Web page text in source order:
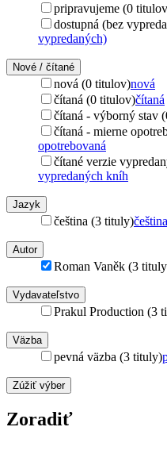
pripravujeme (0
dostupná (bez
vypredaných)
Nové / čítané
nová (0 titulov)nová
čítaná (0 titulov)čítaná
čítaná - výborný stav
čítaná - mierne
opotrebovaná
čítané verzie
vypredaných kníh
Jazyk
čeština (3 tituly)čeština
Autor
Roman Vaněk (3
Vydavateľstvo
Prakul Production (3
Väzba
pevná väzba (3 tituly)
Zúžiť výber
Zoradiť